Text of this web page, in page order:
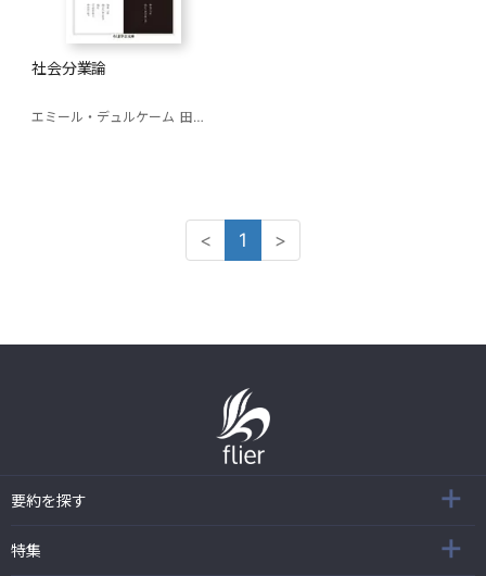
社会分業論
エミール・デュルケーム 田原音和（訳）
< 1 >
要約を探す
特集